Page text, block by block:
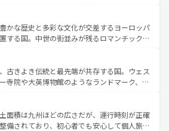
よって風土や気候が異なるスペインはその個
性で訪れる人を魅了する。 なお、新着のスペイン情報は コ
を参照してほしい。
力が詰まっている。華麗な宮殿、歴史的な大
ビーチ、そして豊かな自然が、訪れる者を心
。また、フランスは美食の国としても知ら
パンの発祥地であるランス、プロヴァンスの
ンダー畑など、多彩な楽しみ方が可能だ。さ
外の地域にも魅力が溢れており、どの街角に
を運ぶとそれぞれで全く異なる文化を体験で
きるだろう。 なお、新着のフランス情報はコンテンツ一覧
しい。
かな歴史と多彩な文化が交差するヨーロッパ
する国。中世の街並みが残るロマンチック街
国は、どこを歩いても飽きることがない。ベ
的活気、バイエルン州のアルプスの絶景、そ
沿いのワイン畑といった風景は必見。ビール
にはぜひ体験してほしい。 なお、新着の
コンテンツ一覧を参照してほしい。
古きよき伝統と最先端が共存する国。ウェス
寺院や大英博物館のようなランドマーク、歴
なる魅力がある。また、優雅なアフタヌーン
ル好きにはたまらない英国パブ、サッカー観
だからこそできる体験も豊富。イギリスを旅
面積は九州ほどの広さだが、運行時刻が正確
備されており、初心者でも安心して個人旅行